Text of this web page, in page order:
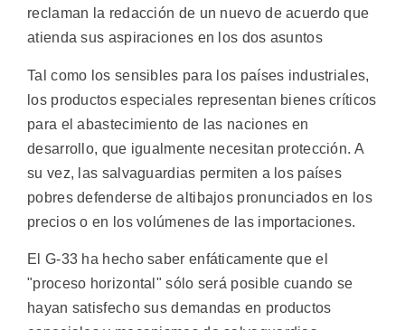
reclaman la redacción de un nuevo de acuerdo que
atienda sus aspiraciones en los dos asuntos
Tal como los sensibles para los países industriales,
los productos especiales representan bienes críticos
para el abastecimiento de las naciones en
desarrollo, que igualmente necesitan protección. A
su vez, las salvaguardias permiten a los países
pobres defenderse de altibajos pronunciados en los
precios o en los volúmenes de las importaciones.
El G-33 ha hecho saber enfáticamente que el
"proceso horizontal" sólo será posible cuando se
hayan satisfecho sus demandas en productos